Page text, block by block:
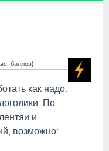
баллов)
как надо.
По
и
возможно: